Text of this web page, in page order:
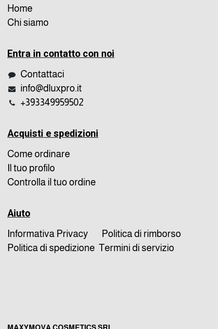
Home
Chi siamo
Entra in contatto con noi
Contattaci
info@dluxpro.it
+393349959502
Acquisti e spedizioni
Come ordinare
Il tuo profilo
Controlla il tuo ordine
Aiuto
Informativa Privacy
Politica di rimborso
Politica di spedizione Termini di servizio
MAXYMOVA COSMETICS SRL